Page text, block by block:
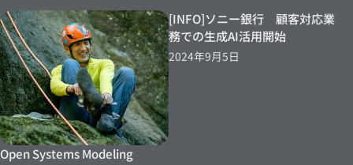
Open Systems Modeling
[INFO]ソニー銀行 顧客対応業
務での生成AI活用開始
2024年9月5日